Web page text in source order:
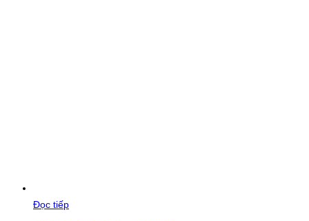
Đọc tiếp